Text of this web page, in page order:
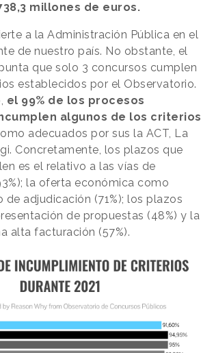
millones de euros.
a la Administración Pública en el
de nuestro país. No obstante, el
que solo 3 concursos cumplen
establecidos por el Observatorio.
el 99% de los procesos
algunos de los criterios
adecuados por sus la ACT, La
Concretamente, los plazos que
es el relativo a las vías de
la oferta económica como
de adjudicación (71%); los plazos
de propuestas (48%) y la
alta facturación (57%).